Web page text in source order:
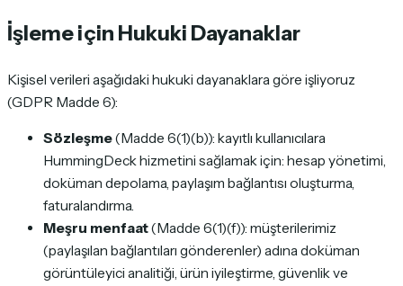
İşleme için Hukuki Dayanaklar
Kişisel verileri aşağıdaki hukuki dayanaklara göre işliyoruz
(GDPR Madde 6):
Sözleşme(Madde 6(1)(b)): kayıtlı kullanıcılara
HummingDeck hizmetini sağlamak için: hesap yönetimi,
doküman depolama, paylaşım bağlantısı oluşturma,
faturalandırma.
Meşru menfaat(Madde 6(1)(f)): müşterilerimiz
(paylaşılan bağlantıları gönderenler) adına doküman
görüntüleyici analitiği, ürün iyileştirme, güvenlik ve